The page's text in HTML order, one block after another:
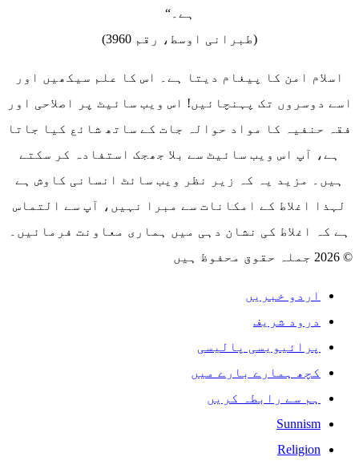
ہے۔“
(طبرانی اوسط، رقم 3960)
اسلام امن کا پیغام دیتا ہے۔ اس کا علم سیکھیں اور
اسے دوسروں تک پہنچائیں! اس ویب سائیٹ پر اصلاحی اور
فقہ حنفیہ کا مواد حوالہ جات کے ساتھ شائع کیا جاتا
ہے، آپ اس ویب سائیٹ سے بلا جھجک استفادہ کر سکتے
ہیں۔ مزید یہ کہ زیر نظر ویب سائٹ انسانی کاوش ہے
لہذا اغلاط کے امکانات سے مبرا نہیں، آپ سے التماس
ہے کہ اغلاط کی نشان دہی میں ہماری معاونت فرمائیں۔
© 2026 جملہ حقوق محفوظ ہیں
اردو خبریں
درود شریف
پرائیویسی پالیسی
کچھ ہمارے بارے میں
ہم سے رابطہ کریں
Sunnism
Religion